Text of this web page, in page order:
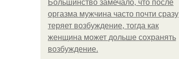
Большинство замечало, что после
оргазма мужчина часто почти сразу
теряет возбуждение, тогда как
женщина может дольше сохранять
возбуждение.